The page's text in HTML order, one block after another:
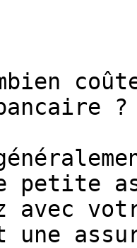
?
petite
une